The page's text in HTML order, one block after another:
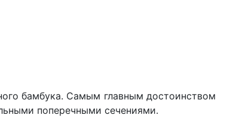
бамбука. Самым главным достоинством
поперечными сечениями.